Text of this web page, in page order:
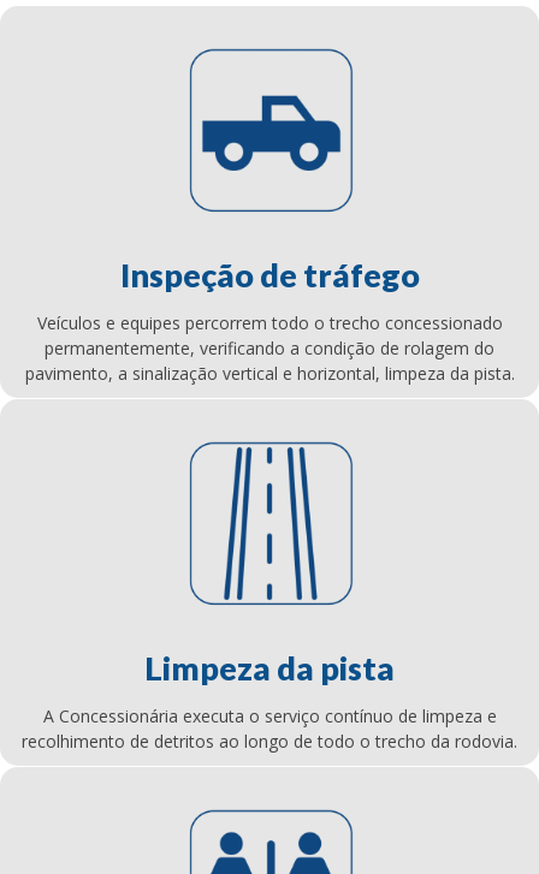
Inspeção de tráfego
Veículos e equipes percorrem todo o trecho concessionado
permanentemente, verificando a condição de rolagem do
pavimento, a sinalização vertical e horizontal, limpeza da pista.
Limpeza da pista
A Concessionária executa o serviço contínuo de limpeza e
recolhimento de detritos ao longo de todo o trecho da rodovia.